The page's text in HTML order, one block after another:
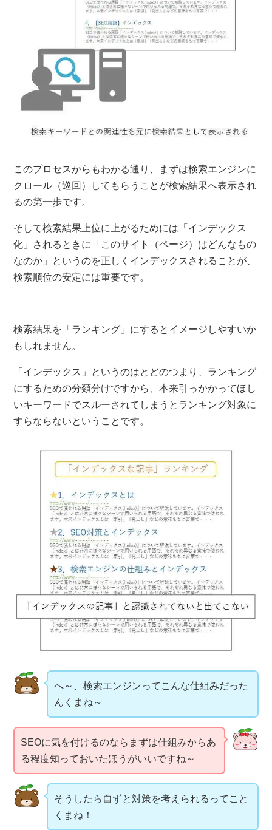
このプロセスからもわかる通り、まずは検索エンジンに
クロール（巡回）してもらうことが検索結果へ表示され
るの第一歩です。
そして検索結果上位に上がるためには「インデックス
化」されるときに「このサイト（ページ）はどんなもの
なのか」というのを正しくインデックスされることが、
検索順位の安定には重要です。
検索結果を「ランキング」にするとイメージしやすいか
もしれません。
「インデックス」というのはとどのつまり、ランキング
にするための分類分けですから、本来引っかかってほし
いキーワードでスルーされてしまうとランキング対象に
すらならないということです。
へ～、検索エンジンってこんな仕組みだった
んくまね～
SEOに気を付けるのならまずは仕組みからあ
る程度知っておいたほうがいいですね～
そうしたら自ずと対策を考えられるってこと
くまね！